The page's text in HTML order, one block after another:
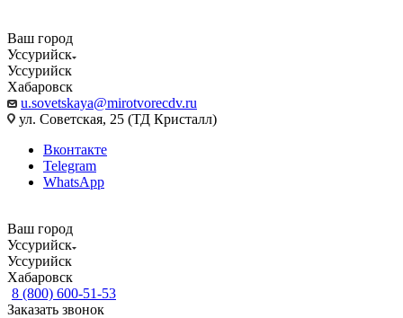
Ваш город
Уссурийск
Уссурийск
Хабаровск
u.sovetskaya@mirotvorecdv.ru
ул. Советская, 25 (ТД Кристалл)
Вконтакте
Telegram
WhatsApp
Ваш город
Уссурийск
Уссурийск
Хабаровск
8 (800) 600-51-53
Заказать звонок